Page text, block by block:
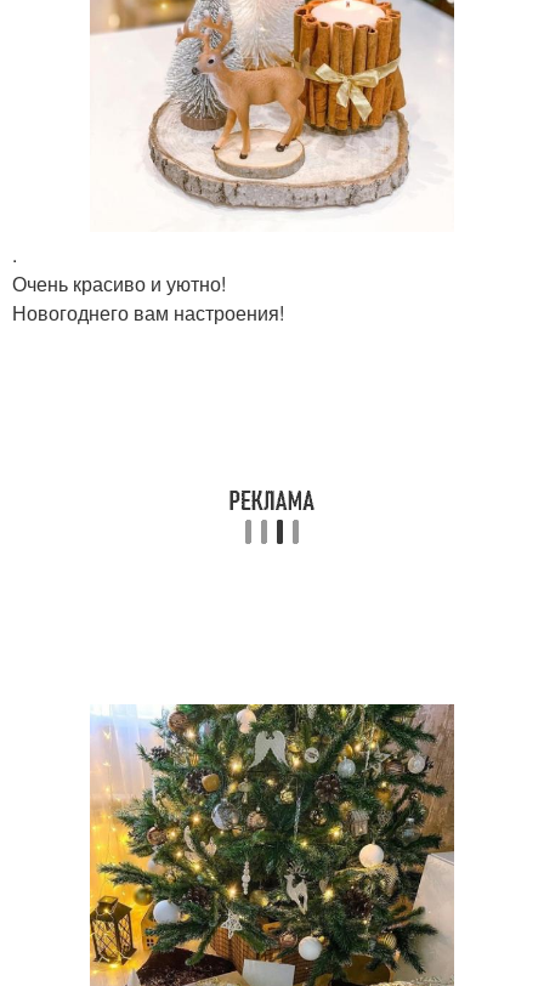
.
Очень красиво и уютно!
Новогоднего вам настроения!